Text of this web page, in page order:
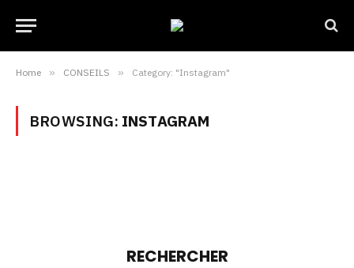
Home » CONSEILS » Category: "Instagram"
BROWSING: INSTAGRAM
RECHERCHER